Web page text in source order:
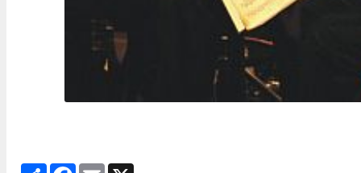
Share Facebook
Email